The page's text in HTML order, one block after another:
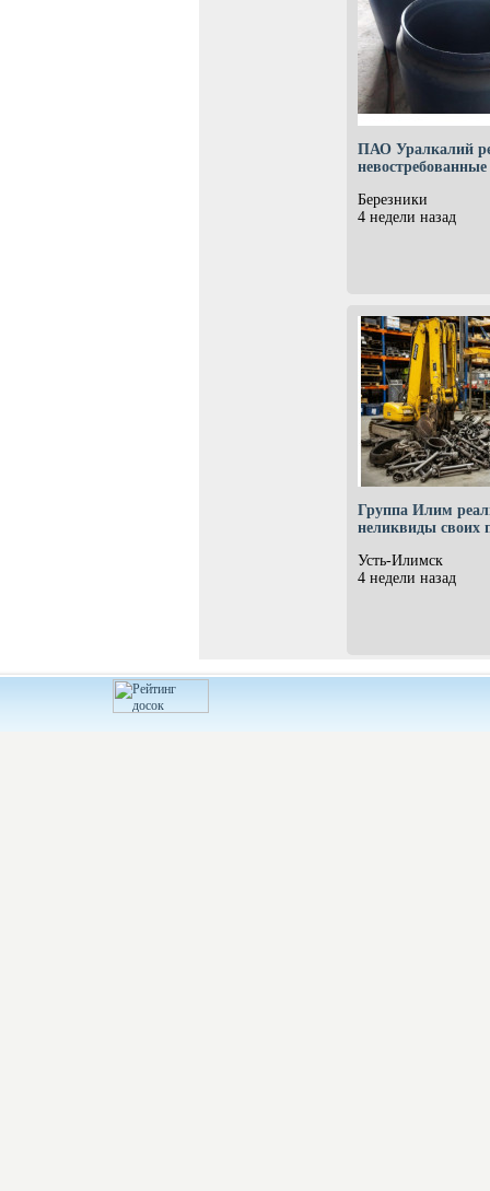
ПАО Уралкалий
Березники
4 недели назад
Группа Илим
неликвиды своих
Усть-Илимск
4 недели назад